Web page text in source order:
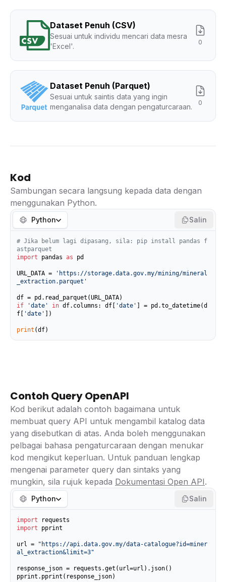
Dataset Penuh (CSV)
Sesuai untuk individu mencari data mesra
'Excel'.
0
Dataset Penuh (Parquet)
Sesuai untuk saintis data yang ingin
menganalisa data dengan pengaturcaraan.
0
Kod
Sambungan secara langsung kepada data dengan
menggunakan Python.
Python Salin
# Jika belum lagi dipasang, sila: pip install pandas f
astparquet
import pandas as pd
URL_DATA =
'https://storage.data.gov.my/mining/mineral
_extraction.parquet'
if
'date' in df.columns: df[ 'date'
] = pd.to_datetime(d
f[
'date' ])
print (df)
Contoh Query OpenAPI
Kod berikut adalah contoh bagaimana untuk
membuat query API untuk mengambil katalog data
yang disebutkan di atas. Anda boleh menggunakan
pelbagai bahasa pengaturcaraan dengan menukar
kod mengikut keperluan. Untuk panduan lengkap
mengenai parameter query dan sintaks yang
mungkin, sila rujuk kepada Dokumentasi Open API.
Python Salin
import
import pprint
url =
"https://api.data.gov.my/data-catalogue?id=miner
al_extraction&limit=3"
response_json = requests.get(url=url).json()
pprint.pprint(response_json)